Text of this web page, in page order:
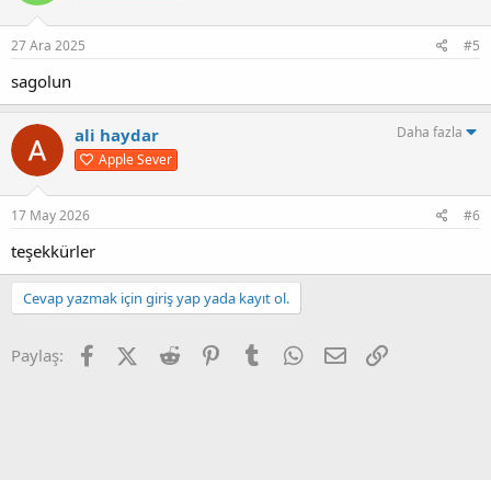
27 Ara 2025 #5
sagolun
ali haydar
Apple Sever
Daha fazla
17 May 2026 #6
teşekkürler
Cevap yazmak için giriş yap yada kayıt ol.
Paylaş: FacebookX (Twitter)
Reddit PinterestTumblr WhatsApp
E-posta